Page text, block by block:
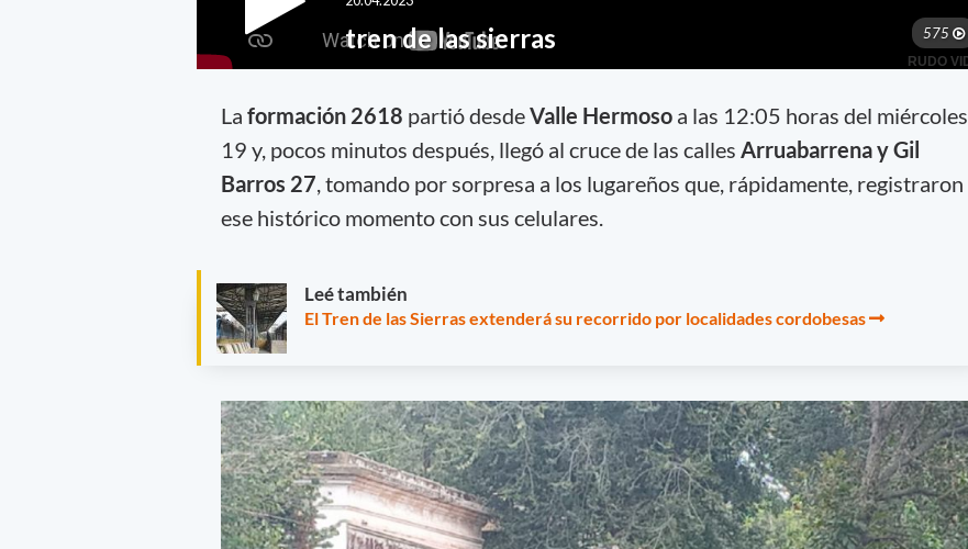
La formación 2618 partió desdeValle Hermosoa las 12:05 horas del miércoles
19 y, pocos minutos después, llegó al cruce de las calles Arruabarrena y Gil
Barros 27, tomando por sorpresa a los lugareños que, rápidamente, registraron
ese histórico momento con sus celulares.
Leé también
El Tren de las Sierras extenderá su recorrido por localidades cordobesas